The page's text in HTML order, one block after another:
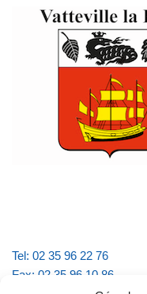
Tel: 02 35 96 22 76
Fax: 02 35 96 10 86